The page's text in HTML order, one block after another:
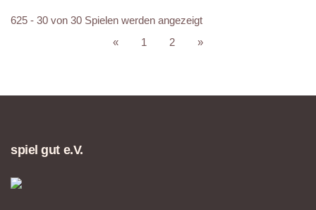
625 - 30 von 30 Spielen werden angezeigt
«
1 2 »
spiel gut e.V.